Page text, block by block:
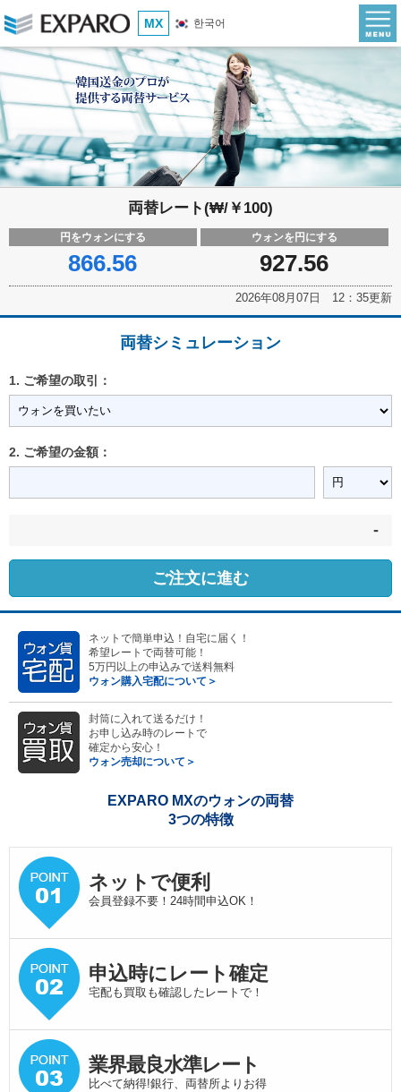
MX 한국어
両替レート(₩/￥100)
円をウォンにする
866.56
ウォンを円にする
927.56
2026年08月07日 12：35更新
両替シミュレーション
1. ご希望の取引：
2. ご希望の金額：
-
ご注文に進む
ネットで簡単申込！自宅に届く！
希望レートで両替可能！
5万円以上の申込みで送料無料
ウォン購入宅配について＞
封筒に入れて送るだけ！
お申し込み時のレートで
確定から安心！
ウォン売却について＞
EXPARO MXのウォンの両替
3つの特徴
ネットで便利
会員登録不要！24時間申込OK！
申込時にレート確定
宅配も買取も確認したレートで！
業界最良水準レート
比べて納得!銀行、両替所よりお得